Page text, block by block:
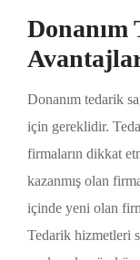
Donanım tedarik
için gereklidir.
firmaların dikkat
kazanmış olan
içinde yeni olan
Tedarik hizmetleri